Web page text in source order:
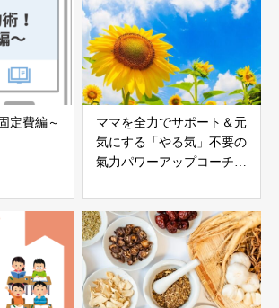
定費編～
ママを全力でサポート＆元
気にする「やる気」不要の
氣力パワーアップコーチン